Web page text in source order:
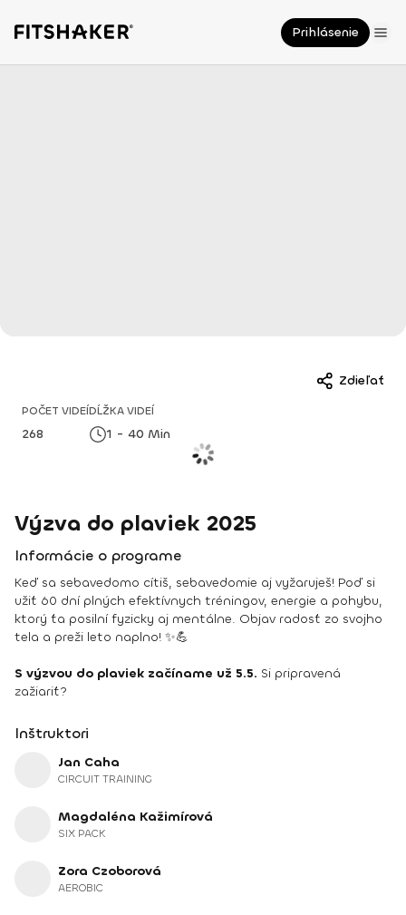
Prihlásenie
Zdieľať
POČET VIDEÍ
268
DĹŽKA VIDEÍ
1 - 40 Min
Výzva do plaviek 2025
Informácie o programe
Keď sa sebavedomo cítiš, sebavedomie aj vyžaruješ! Poď si
užiť 60 dní plných efektívnych tréningov, energie a pohybu,
ktorý ťa posilní fyzicky aj mentálne. Objav radosť zo svojho
tela a preži leto naplno! ✨💪
S výzvou do plaviek začíname už 5.5. Si pripravená
zažiariť?
Inštruktori
Jan Caha
CIRCUIT TRAINING
Magdaléna Kažimírová
SIX PACK
Zora Czoborová
AEROBIC